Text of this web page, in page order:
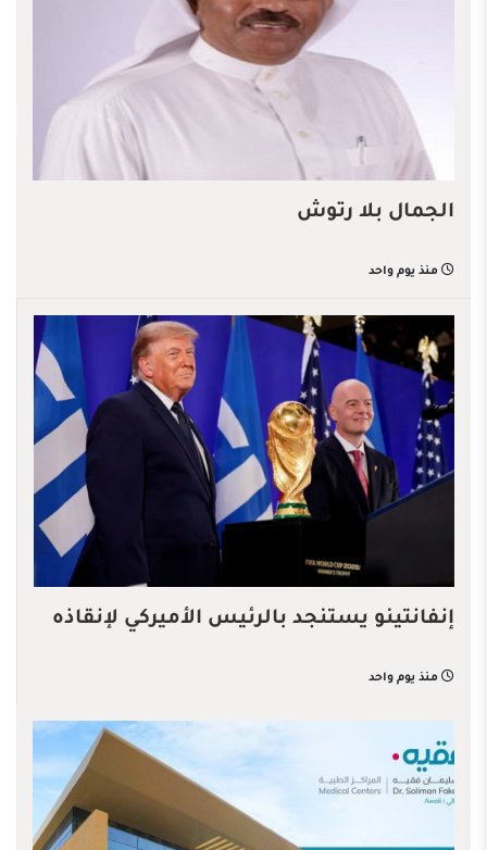
الجمال بلا رتوش
منذ يوم واحد
إنفانتينو يستنجد بالرئيس الأميركي لإنقاذه
منذ يوم واحد